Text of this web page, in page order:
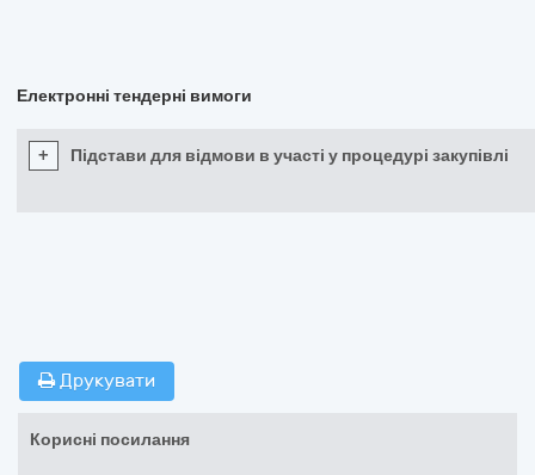
Електронні тендерні вимоги
+ Підстави для відмови в участі у процедурі закупівлі
Друкувати
Корисні посилання